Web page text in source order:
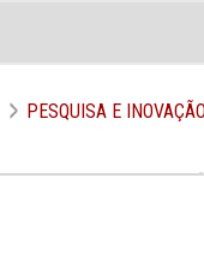
PESQUISA E